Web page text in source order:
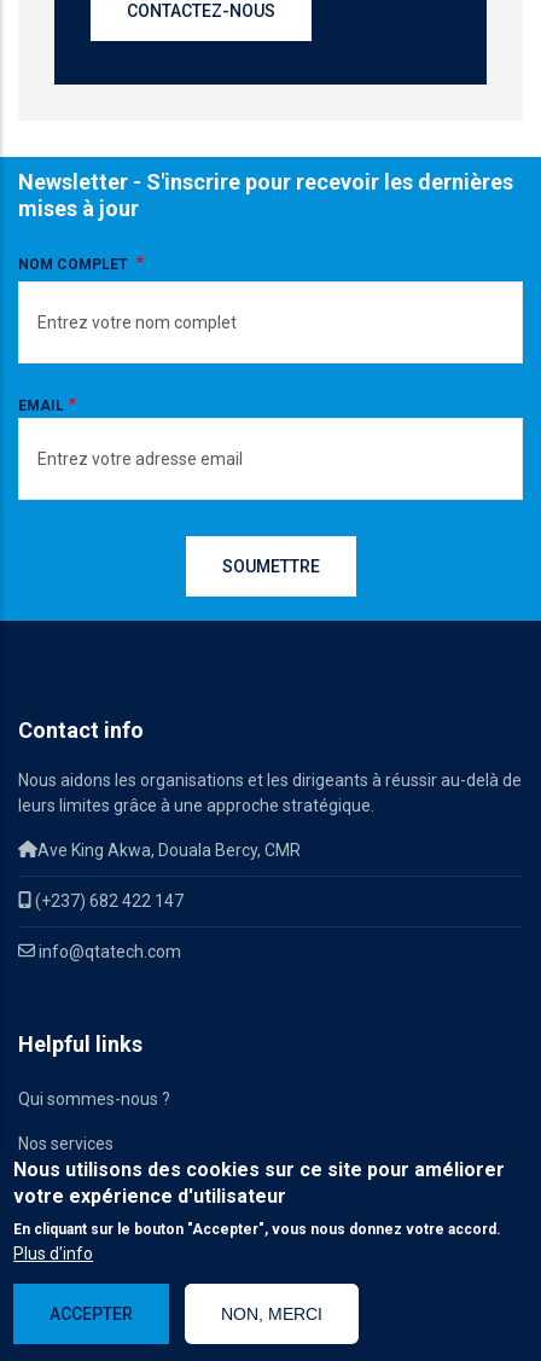
CONTACTEZ-NOUS
Newsletter - S'inscrire pour recevoir les dernières
mises à jour
NOM COMPLET
EMAIL
Contact info
Nous aidons les organisations et les dirigeants à réussir au-delà de
leurs limites grâce à une approche stratégique.
Ave King Akwa, Douala Bercy, CMR
(+237) 682 422 147
info@qtatech.com
Helpful links
Qui sommes-nous ?
Nos services
Carrières
Communiqués de presse
Contact Us
Nous utilisons des cookies sur ce site pour améliorer
votre expérience d'utilisateur
En cliquant sur le bouton "Accepter", vous nous donnez votre accord.
Plus d'info
ACCEPTER NON, MERCI